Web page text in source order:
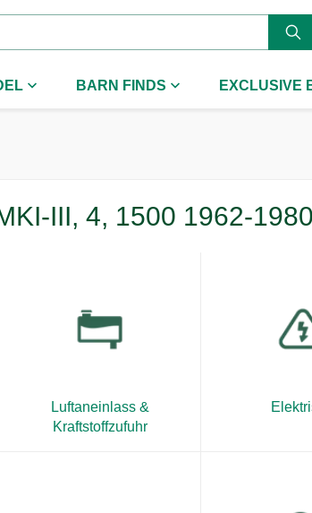
BARN FINDS EXCLUSIVE
III, 4, 1500 1962-
Luftaneinlass &
Kraftstoffzufuhr